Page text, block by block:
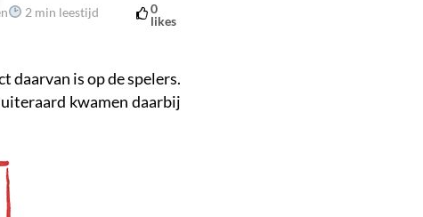
2 min leestijd
0
likes
daarvan is op de spelers.
kwamen daarbij